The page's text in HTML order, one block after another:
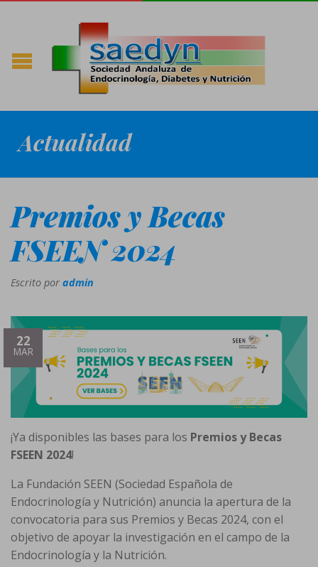
Actualidad
Premios y Becas
FSEEN 2024
Escrito por admin
22
MAR
¡Ya disponibles las bases para los Premios y Becas
FSEEN 2024!
La Fundación SEEN (Sociedad Española de
Endocrinología y Nutrición) anuncia la apertura de la
convocatoria para sus Premios y Becas 2024, con el
objetivo de apoyar la investigación en el campo de la
Endocrinología y la Nutrición.